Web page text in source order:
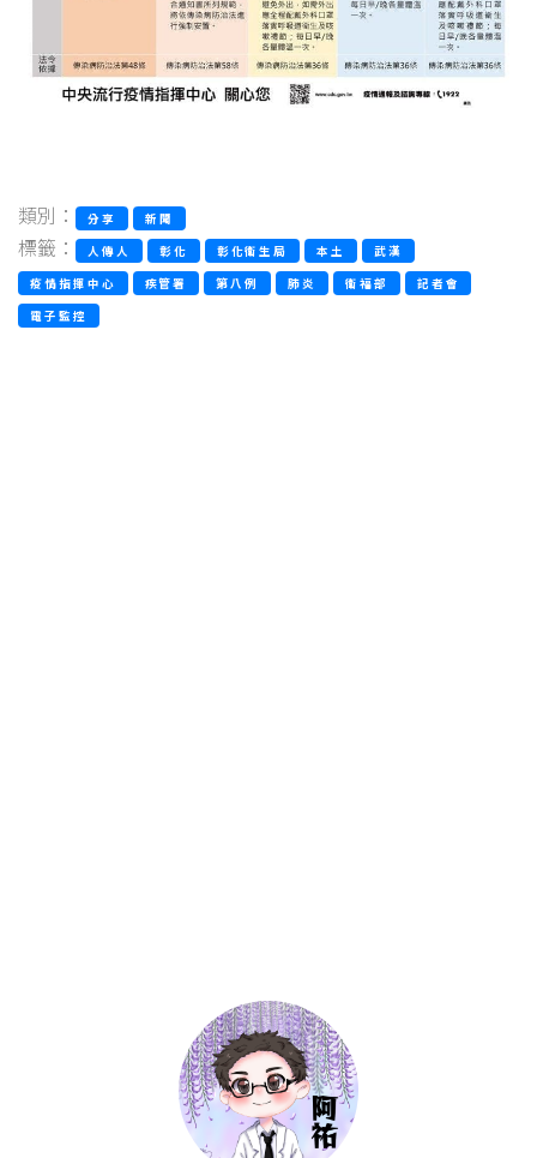
類別： 分享 新聞
標籤： 人傳人 彰化 彰化衛生局 本土
武漢
疫情指揮中心
疾管署 第八例 肺炎 衛福部
記者會
電子監控